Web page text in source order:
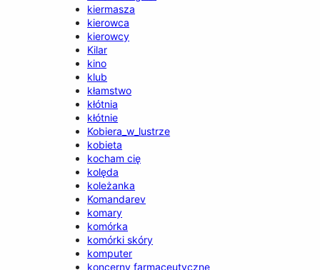
kiermasza
kierowca
kierowcy
Kilar
kino
klub
kłamstwo
kłótnia
kłótnie
Kobiera_w_lustrze
kobieta
kocham cię
kolęda
koleżanka
Komandarev
komary
komórka
komórki skóry
komputer
koncerny farmaceutyczne